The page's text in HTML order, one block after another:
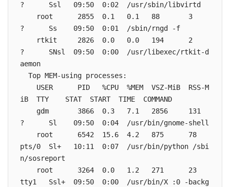
?      Ssl   09:50  0:02  /usr/sbin/libvirtd
?      Ss    09:50  0:01  /sbin/rngd -f
?      SNsl  09:50  0:00  /usr/libexec/rtkit-d
aemon
  Top MEM-using processes:
iB  TTY    STAT  START  TIME  COMMAND
?      Sl    09:50  0:04  /usr/bin/gnome-shell
pts/0  Sl+   10:11  0:07  /usr/bin/python /sbi
n/sosreport
tty1   Ssl+  09:50  0:00  /usr/bin/X :0 -backg